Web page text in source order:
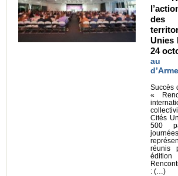
des
Unies
24
au
Succès
«
Cités
500
réunis
édition
: (…)